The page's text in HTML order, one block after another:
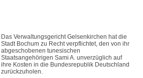
Das Verwaltungsgericht Gelsenkirchen hat die
Stadt Bochum zu Recht verpflichtet, den von ihr
abgeschobenen tunesischen
Staatsangehörigen Sami A. unverzüglich auf
ihre Kosten in die Bundesrepublik Deutschland
zurückzuholen.